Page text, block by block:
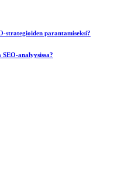
strategioiden parantamiseksi?
analyysissa?